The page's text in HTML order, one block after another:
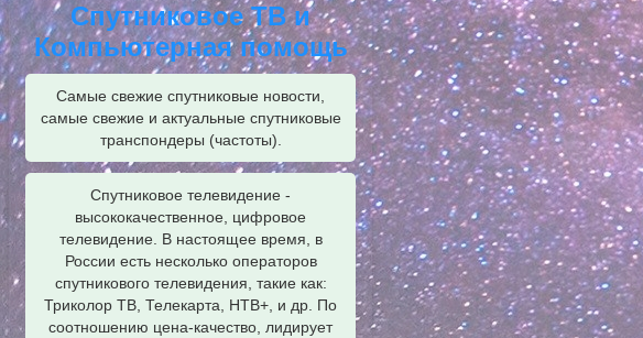
Спутниковое ТВ и
Компьютерная помощь
Самые свежие спутниковые новости,
самые свежие и актуальные спутниковые
транспондеры (частоты).
Спутниковое телевидение -
высококачественное, цифровое
телевидение. В настоящее время, в
России есть несколько операторов
спутникового телевидения, такие как:
Триколор ТВ, Телекарта, НТВ+, и др. По
соотношению цена-качество, лидирует